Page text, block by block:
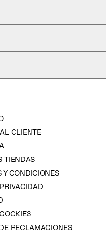
CLIENTE
TIENDAS
Y CONDICIONES
RECLAMACIONES